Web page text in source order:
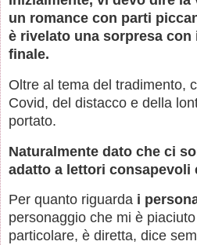
un romance con parti
è rivelato una sorpresa
finale.
Oltre al tema del tradimento,
Covid, del distacco e della
portato.
Naturalmente dato che ci
adatto a lettori consapevoli
Per quanto riguarda i
personaggio che mi è
particolare, è diretta, dice